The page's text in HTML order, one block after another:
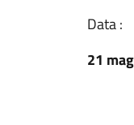
Data :
21